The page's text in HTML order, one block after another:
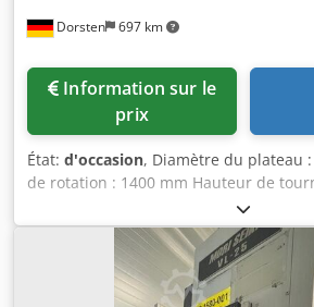
Dorsten 697 km
prix
État: d'occasion, Diamètre du plateau
de rotation : 1400 mm Hauteur de
Commande Siemens, type 840 D Shop
d’outils : 12 positions Course X : 2000
mm Djdoyqtnujpfx Akcock
mm Avance rapide : 6000 mm/min
tr/min Puissance totale installée : 62